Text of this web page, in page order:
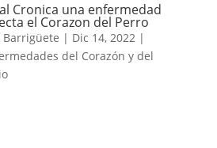
Cronica una enfermedad
el Corazon del Perro
| Dic 14, 2022|
del Corazón y del